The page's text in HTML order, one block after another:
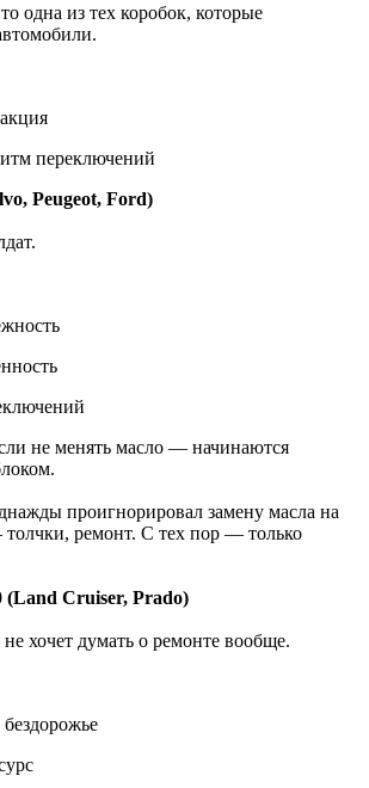
одна из тех коробок, которые
переключений
Peugeot, Ford)
не менять масло — начинаются
проигнорировал замену масла на
ремонт. С тех пор — только
(Land Cruiser, Prado)
хочет думать о ремонте вообще.